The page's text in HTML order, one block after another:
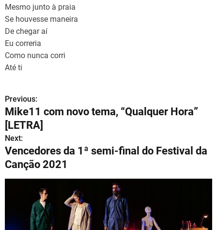
Mesmo junto à praia
Se houvesse maneira
De chegar aí
Eu correria
Como nunca corri
Até ti
N
a
v
e
g
Previous:
Mike11 com novo tema, “Qualquer Hora”
[LETRA]
Next:
Vencedores da 1ª semi-final do Festival da
Canção 2021